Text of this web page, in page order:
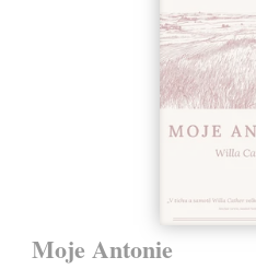
Moje Antonie